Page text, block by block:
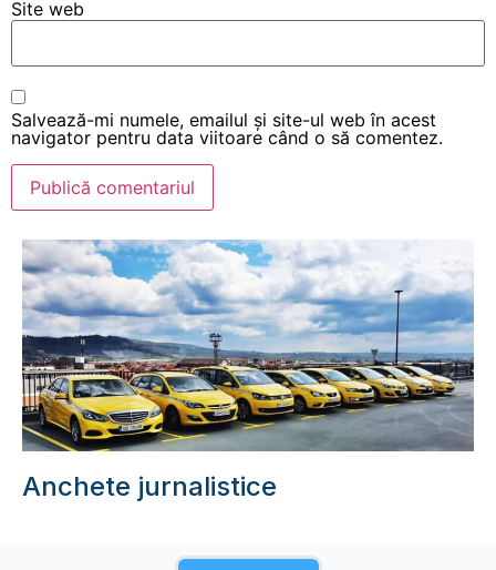
Site web
Salvează-mi numele, emailul și site-ul web în acest
navigator pentru data viitoare când o să comentez.
Anchete jurnalistice